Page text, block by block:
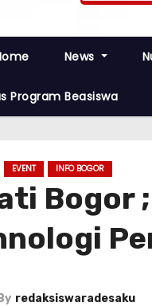
News
Program Beasiswa
EVENT INFO BOGOR
Bogor
By redaksiswaradesaku